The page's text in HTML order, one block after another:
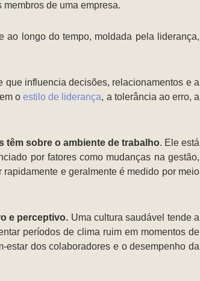
de uma empresa.
ao longo do tempo, moldada pela liderança,
que influencia decisões, relacionamentos e a
oestilo de liderança, a tolerância ao erro, a
têm sobre o ambiente de trabalho. Ele está
por fatores como mudanças na gestão,
e geralmente é medido por meio
e perceptivo. Uma cultura saudável tende a
períodos de clima ruim em momentos de
estar dos colaboradores e o desempenho da